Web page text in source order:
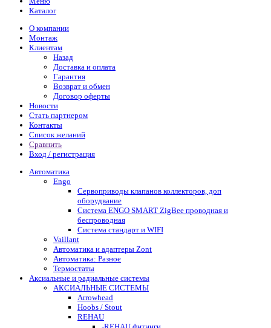
Каталог
О компании
Монтаж
Клиентам
Назад
Доставка и оплата
Гарантия
Возврат и обмен
Договор оферты
Новости
Стать партнером
Контакты
Список желаний
Сравнить
Вход / регистрация
Автоматика
Engo
Сервоприводы клапанов коллекторов, доп
оборудвание
Система ENGO SMART ZigBee проводная и
беспроводная
Система стандарт и WIFI
Vaillant
Автоматика и адаптеры Zont
Автоматика: Разное
Термостаты
Аксиальные и радиальные системы
АКСИАЛЬНЫЕ СИСТЕМЫ
Arrowhead
Hoobs / Stout
REHAU